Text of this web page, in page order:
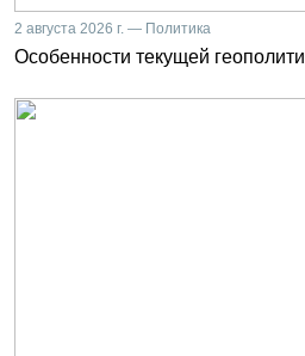
2 августа 2026 г. — Политика
Особенности текущей